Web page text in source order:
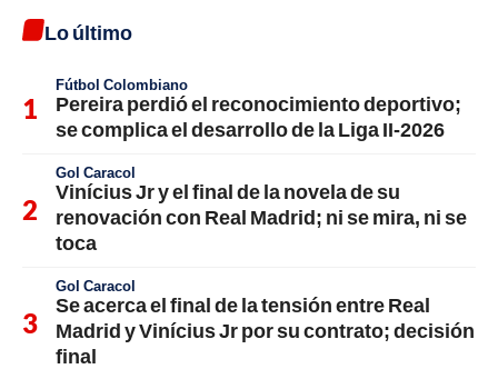
Lo último
Fútbol Colombiano
Pereira perdió el reconocimiento deportivo;
se complica el desarrollo de la Liga II-2026
Gol Caracol
Vinícius Jr y el final de la novela de su
renovación con Real Madrid; ni se mira, ni se
toca
Gol Caracol
Se acerca el final de la tensión entre Real
Madrid y Vinícius Jr por su contrato; decisión
final